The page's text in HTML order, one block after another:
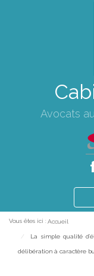
Avocats
le
Vous êtes ici : Accueil
La simple qualité
délibération à caractère